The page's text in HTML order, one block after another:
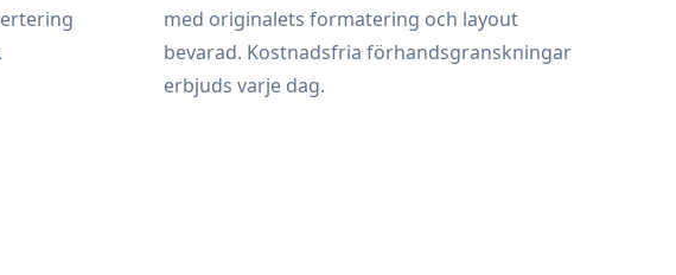
med originalets formatering och layout
bevarad. Kostnadsfria förhandsgranskningar
erbjuds varje dag.